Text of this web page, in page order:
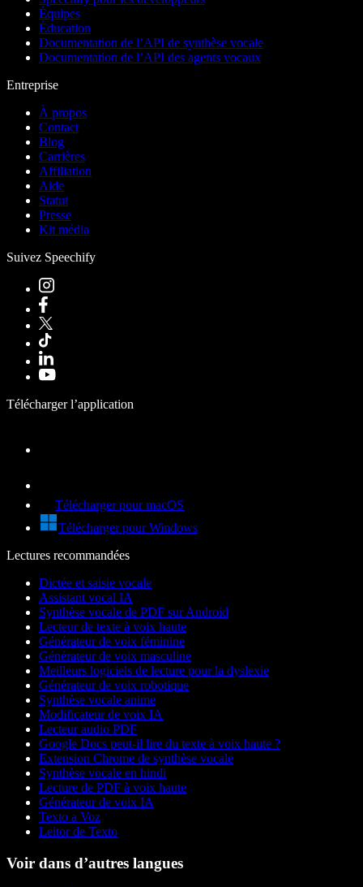
Équipes
Éducation
Documentation de l’API de synthèse vocale
Documentation de l’API des agents vocaux
Entreprise
À propos
Contact
Blog
Carrières
Affiliation
Aide
Statut
Presse
Kit média
Suivez Speechify
Télécharger l’application
Télécharger pour macOS
Télécharger pour Windows
Lectures recommandées
Dictée et saisie vocale
Assistant vocal IA
Synthèse vocale de PDF sur Android
Lecteur de texte à voix haute
Générateur de voix féminine
Générateur de voix masculine
Meilleurs logiciels de lecture pour la dyslexie
Générateur de voix robotique
Synthèse vocale anime
Modificateur de voix IA
Lecteur audio PDF
Google Docs peut-il lire du texte à voix haute ?
Extension Chrome de synthèse vocale
Synthèse vocale en hindi
Lecture de PDF à voix haute
Générateur de voix IA
Texto a Voz
Leitor de Texto
Voir dans d’autres langues